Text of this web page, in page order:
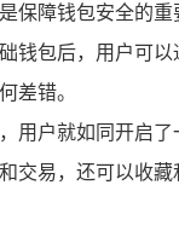
保障钱包安全的重
钱包后，用户可
差错。
用户就如同开启了
交易，还可以收